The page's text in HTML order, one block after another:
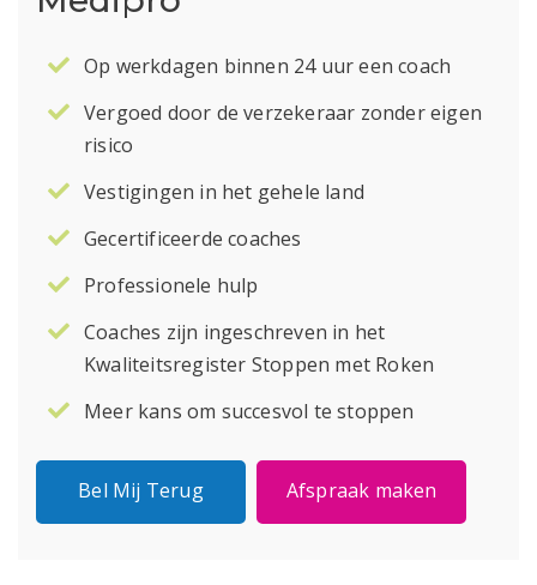
Op werkdagen binnen 24 uur een coach
Vergoed door de verzekeraar zonder eigen
risico
Vestigingen in het gehele land
Gecertificeerde coaches
Professionele hulp
Coaches zijn ingeschreven in het
Kwaliteitsregister Stoppen met Roken
Meer kans om succesvol te stoppen
Bel Mij Terug Afspraak maken